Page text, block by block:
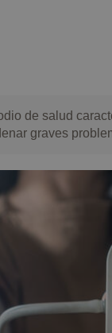
de salud
graves